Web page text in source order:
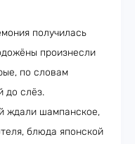
получилась
произнесли
по словам
до слёз.
ждали шампанское,
блюда японской